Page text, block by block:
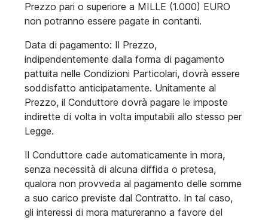
Prezzo pari o superiore a MILLE (1.000) EURO
non potranno essere pagate in contanti.
Data di pagamento: Il Prezzo,
indipendentemente dalla forma di pagamento
pattuita nelle Condizioni Particolari, dovrà essere
soddisfatto anticipatamente. Unitamente al
Prezzo, il Conduttore dovrà pagare le imposte
indirette di volta in volta imputabili allo stesso per
Legge.
Il Conduttore cade automaticamente in mora,
senza necessità di alcuna diffida o pretesa,
qualora non provveda al pagamento delle somme
a suo carico previste dal Contratto. In tal caso,
gli interessi di mora matureranno a favore del